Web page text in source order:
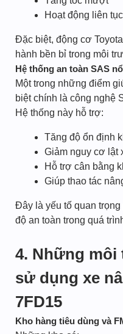
Hoạt động liên
Đặc biệt, động cơ
hành bền bỉ trong môi
Hệ thống an toàn SAS
Một trong những điểm
biệt chính là công nghệ
Hệ thống này hỗ trợ:
Tăng độ ổn định
Giảm nguy cơ lật
Hỗ trợ cân bằng
Giúp thao tác
Đây là yếu tố quan
độ an toàn trong quá
4. Những
sử dụng xe
7FD15
Kho hàng tiêu dùng và